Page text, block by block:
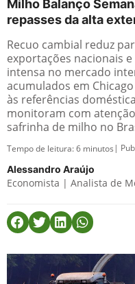
Milho Balanço
repasses da alta
Recuo cambial reduz
exportações nacionais
intensa no mercado
acumulados em
às referências
monitoram com
safrinha de milho no
Tempo de leitura:6 minutos |
Alessandro Araújo
Economista | Analista de